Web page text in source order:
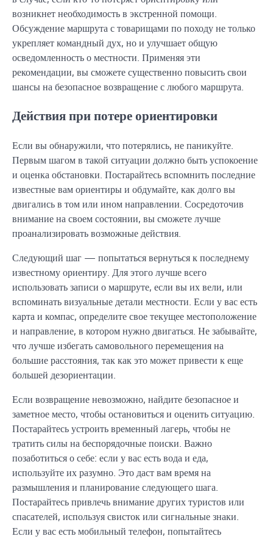
возникнет необходимость в экстренной помощи.
Обсуждение маршрута с товарищами по походу не только
укрепляет командный дух, но и улучшает общую
осведомленность о местности. Применяя эти
рекомендации, вы сможете существенно повысить свои
шансы на безопасное возвращение с любого маршрута.
Действия при потере ориентировки
Если вы обнаружили, что потерялись, не паникуйте.
Первым шагом в такой ситуации должно быть успокоение
и оценка обстановки. Постарайтесь вспомнить последние
известные вам ориентиры и обдумайте, как долго вы
двигались в том или ином направлении. Сосредоточив
внимание на своем состоянии, вы сможете лучше
проанализировать возможные действия.
Следующий шаг — попытаться вернуться к последнему
известному ориентиру. Для этого лучше всего
использовать записи о маршруте, если вы их вели, или
вспоминать визуальные детали местности. Если у вас есть
карта и компас, определите свое текущее местоположение
и направление, в котором нужно двигаться. Не забывайте,
что лучше избегать самовольного перемещения на
большие расстояния, так как это может привести к еще
большей дезориентации.
Если возвращение невозможно, найдите безопасное и
заметное место, чтобы остановиться и оценить ситуацию.
Постарайтесь устроить временный лагерь, чтобы не
тратить силы на беспорядочные поиски. Важно
позаботиться о себе: если у вас есть вода и еда,
используйте их разумно. Это даст вам время на
размышления и планирование следующего шага.
Постарайтесь привлечь внимание других туристов или
спасателей, используя свисток или сигнальные знаки.
Если у вас есть мобильный телефон, попытайтесь